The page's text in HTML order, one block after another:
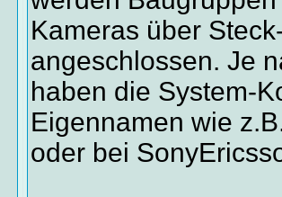
Kameras über
angeschlossen. Je
haben die System-
Eigennamen wie
oder bei